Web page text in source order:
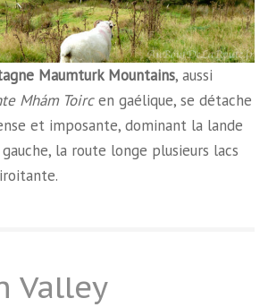
Maumturk Mountains, aussi
Mhám Toircen gaélique, se détache
et imposante, dominant la lande
gauche, la route longe plusieurs lacs
Valley